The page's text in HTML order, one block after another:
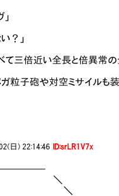
？」
倍近い全長と倍異常の
子砲や対空ミサイルも装
日) 22:14:46 ID:srLR1V7x